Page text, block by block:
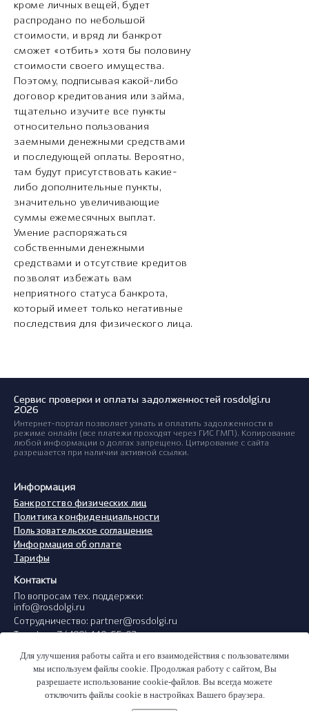
кроме личных вещей, будет
распродано по небольшой
стоимости, и вряд ли банкрот
сможет «отбить» хотя бы половину
стоимости своего имущества.
Поэтому, подписывая какой-либо
договор кредитования или займа,
тщательно изучите все пункты
относительно пользования
заемными денежными средствами
и последующей оплаты. Вероятно,
там будут присутствовать какие-
либо дополнительные пункты,
значительно увеличивающие
суммы ежемесячных выплат.
Умение распоряжаться
собственными денежными
средствами и отсутствие кредитов
позволят избежать вам
неприятного статуса банкрота,
который имеет только негативные
последствия для физического лица.
Сервис проверки и оплаты задолженностей rosdolgi.ru
2026
Интернет-портал позволяет узнать и оплатить задолженности в
режиме онлайн (все платежи проходят через ГИС ГМП). Копирование
любой информации о долгах запрещено. Цитирование с сайта
разрешается при наличии активной ссылки.
Информация
Банкротство физических лиц
Политика конфиденциальности
Пользовательское соглашение
Информация об оплате
Тарифы
Контакты
По вопросам тех. поддержки:
info@rosdolgi.ru
Сотрудничество: partner@rosdolgi.ru
Сервисы
Узнать задолженность
Запрет на выезд из РФ
Проверка долгов ФНС
Узнать ИНН
Для улучшения работы сайта и его взаимодействия с пользователями
мы используем файлы cookie. Продолжая работу с сайтом, Вы
разрешаете использование cookie-файлов. Вы всегда можете
отключить файлы cookie в настройках Вашего браузера.